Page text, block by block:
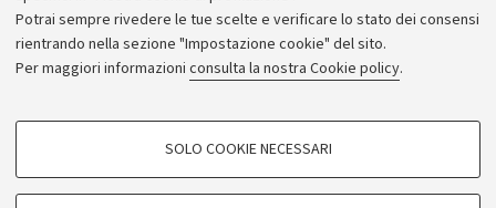
Potrai sempre rivedere le tue scelte e verificare lo stato dei consensi
rientrando nella sezione "Impostazione cookie" del sito.
Per maggiori informazioni consulta la nostra Cookie policy.
COOKIE DI PROFILAZIONE - FACOLTATIVI
SOLO COOKIE NECESSARI
Redazione
Rassegna stampa